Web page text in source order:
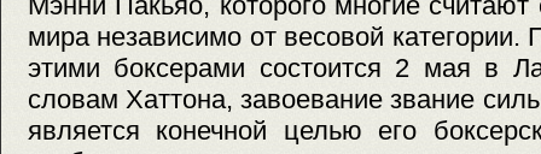
мира независимо от весовой
этими боксерами состоится 2 мая в
словам Хаттона, завоевание звание
является конечной целью его